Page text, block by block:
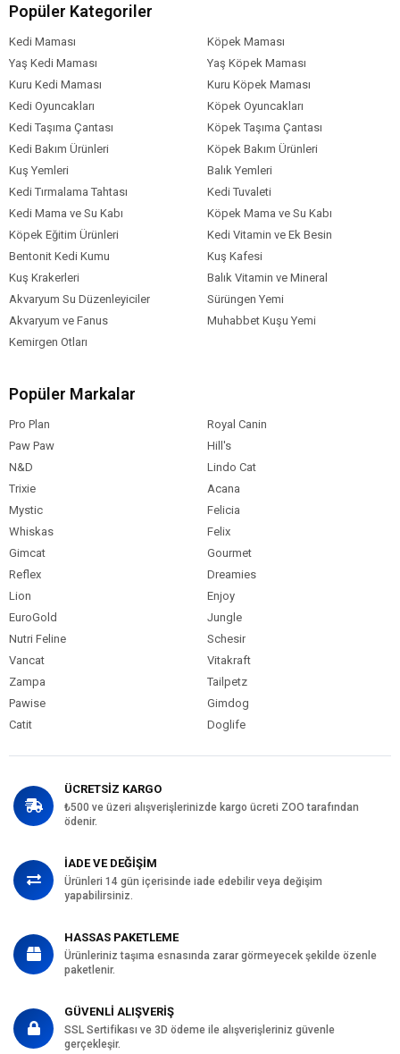
Popüler Kategoriler
Kedi Maması
Köpek Maması
Yaş Kedi Maması
Yaş Köpek Maması
Kuru Kedi Maması
Kuru Köpek Maması
Kedi Oyuncakları
Köpek Oyuncakları
Kedi Taşıma Çantası
Köpek Taşıma Çantası
Kedi Bakım Ürünleri
Köpek Bakım Ürünleri
Kuş Yemleri
Balık Yemleri
Kedi Tırmalama Tahtası
Kedi Tuvaleti
Kedi Mama ve Su Kabı
Köpek Mama ve Su Kabı
Köpek Eğitim Ürünleri
Kedi Vitamin ve Ek Besin
Bentonit Kedi Kumu
Kuş Kafesi
Kuş Krakerleri
Balık Vitamin ve Mineral
Akvaryum Su Düzenleyiciler
Sürüngen Yemi
Akvaryum ve Fanus
Muhabbet Kuşu Yemi
Kemirgen Otları
Popüler Markalar
Pro Plan
Royal Canin
Paw Paw
Hill's
N&D
Lindo Cat
Trixie
Acana
Mystic
Felicia
Whiskas
Felix
Gimcat
Gourmet
Reflex
Dreamies
Lion
Enjoy
EuroGold
Jungle
Nutri Feline
Schesir
Vancat
Vitakraft
Zampa
Tailpetz
Pawise
Gimdog
Catit
Doglife
ÜCRETSİZ KARGO
₺500 ve üzeri alışverişlerinizde kargo ücreti ZOO tarafından
ödenir.
İADE VE DEĞİŞİM
Ürünleri 14 gün içerisinde iade edebilir veya değişim
yapabilirsiniz.
HASSAS PAKETLEME
Ürünleriniz taşıma esnasında zarar görmeyecek şekilde özenle
paketlenir.
GÜVENLİ ALIŞVERİŞ
SSL Sertifikası ve 3D ödeme ile alışverişleriniz güvenle
gerçekleşir.